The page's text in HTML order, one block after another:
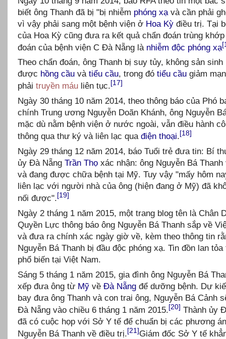
biết ông Thanh đã bị "bị nhiễm phóng xạ và cần phải
vì vậy phải sang một bệnh viện ở Hoa Kỳ điều trị. Tại
của Hoa Kỳ cũng đưa ra kết quả chẩn đoán trùng
đoán của bệnh viện C Đà Nẵng là nhiễm độc phóng xạ
Theo chẩn đoán, ông Thanh bị suy tủy, không sản sinh
được hồng cầu và tiểu cầu, trong đó tiểu cầu giảm
phải truyền máu liên tục.[17]
Ngày 30 tháng 10 năm 2014, theo thông báo của Phó
chính Trung ương Nguyễn Doãn Khánh, ông Nguyễn
mặc dù nằm bệnh viện ở nước ngoài, vẫn điều hành
thông qua thư ký và liên lạc qua điện thoại.[18]
Ngày 29 tháng 12 năm 2014, báo Tuổi trẻ đưa tin: Bí
ủy Đà Nẵng Trần Thọ xác nhận: ông Nguyễn Bá Thanh
và đang được chữa bệnh tại Mỹ. Tuy vậy "mấy hôm
liên lạc với người nhà của ông (hiện đang ở Mỹ) đã
nối được".[19]
Ngày 2 tháng 1 năm 2015, một trang blog tên là Chân
Quyền Lực thông báo ông Nguyễn Bá Thanh sắp về
và đưa ra chính xác ngày giờ về, kèm theo thông tin
Nguyễn Bá Thanh bị đầu độc phóng xạ. Tin đồn lan
phổ biến tại Việt Nam.
Sáng 5 tháng 1 năm 2015, gia đình ông Nguyễn Bá
xếp đưa ông từ Mỹ về Đà Nẵng để dưỡng bệnh. Dự
bay đưa ông Thanh và con trai ông, Nguyễn Bá Cảnh
Đà Nẵng vào chiều 6 tháng 1 năm 2015.[20] Thành ủy
đã có cuộc họp với Sở Y tế để chuẩn bị các phương
Nguyễn Bá Thanh về điều trị.[21]Giám đốc Sở Y tế